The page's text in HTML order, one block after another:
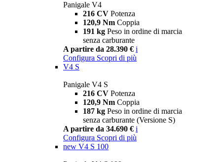
Panigale V4
216 CV Potenza
120,9 Nm Coppia
191 kg Peso in ordine di marcia
senza carburante
A partire da 28.390 € i
Configura Scopri di più
V4 S
Panigale V4 S
216 CV Potenza
120,9 Nm Coppia
187 kg Peso in ordine di marcia
senza carburante (Versione S)
A partire da 34.690 € i
Configura Scopri di più
new V4 S 100